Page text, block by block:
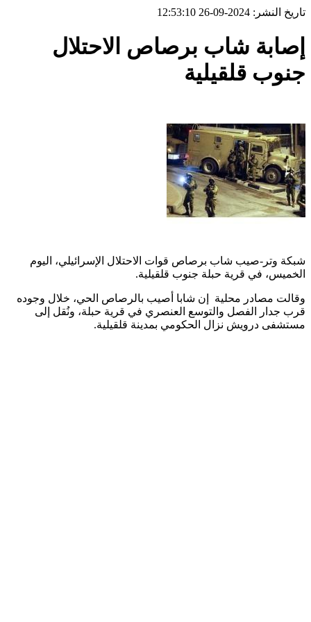
تاريخ النشر: 2024-09-26 12:53:10
إصابة شاب برصاص الاحتلال
جنوب قلقيلية
شبكة وتر-صيب شاب برصاص قوات الاحتلال الإسرائيلي، اليوم
الخميس، في قرية حبلة جنوب قلقيلية.
وقالت مصادر محلية إن شابا أصيب بالرصاص الحي، خلال وجوده
قرب جدار الفصل والتوسع العنصري في قرية حبلة، ونُقل إلى
مستشفى درويش نزال الحكومي بمدينة قلقيلية.